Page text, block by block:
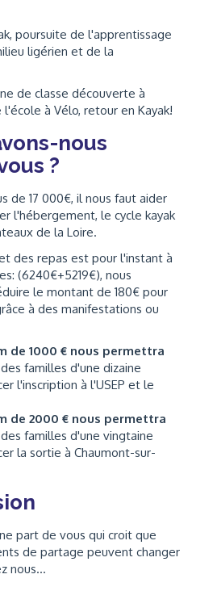
poursuite de l'apprentissage
ligérien et de la
de classe découverte à
à Vélo, retour en Kayak!
nous
?
de 17 000€, il nous faut aider
l'hébergement, le cycle kayak
de la Loire.
des repas est pour l'instant à
(6240€+5219€), nous
le montant de 180€ pour
à des manifestations ou
de 1000 € nous permettra
familles d'une dizaine
l'inscription à l'USEP et le
de 2000 € nous permettra
familles d'une vingtaine
la sortie à Chaumont-sur-
part de vous qui croit que
de partage peuvent changer
nous...